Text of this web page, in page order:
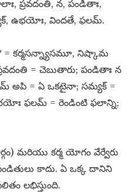
ప్రవదంతి, న, పండితాః,
ఉభయోః, విందతే, ఫలమ్​.
కర్మసన్న్యాసమూ, నిష్కామ
= చెబుతారు; పండితాః న
అపి = ఏ ఒకటైనా; సమ్యక్​ =
ఫలమ్​ = రెండింటి ఫలాన్ని;
మరియు కర్మ యోగం వేర్వేరు
కాదు. ఏ ఒక్క దానిని
లభిస్తుంది.